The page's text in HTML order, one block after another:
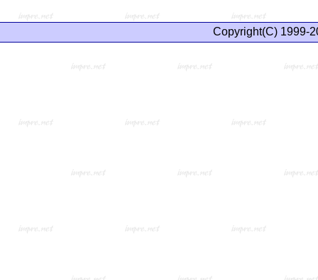
Copyright(C) 1999-